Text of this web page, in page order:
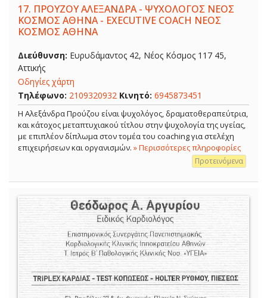
17. ΠΡΟΥΖΟΥ ΑΛΕΞΑΝΔΡΑ - ΨΥΧΟΛΟΓΟΣ ΝΕΟΣ
ΚΟΣΜΟΣ ΑΘΗΝΑ - EXECUTIVE COACH ΝΕΟΣ
ΚΟΣΜΟΣ ΑΘΗΝΑ
Διεύθυνση: Ευρυδάμαντος 42, Νέος Κόσμος 117 45,
Αττικής
Οδηγίες χάρτη
Τηλέφωνο: 2109320932 Κινητό: 6945873451
Η Αλεξάνδρα Προύζου είναι ψυχολόγος, δραματοθεραπεύτρια,
και κάτοχος μεταπτυχιακού τίτλου στην ψυχολογία της υγείας,
με επιπλέον δίπλωμα στον τομέα του coaching για στελέχη
επιχειρήσεων και οργανισμών. » Περισσότερες πληροφορίες
Προτεινόμενα